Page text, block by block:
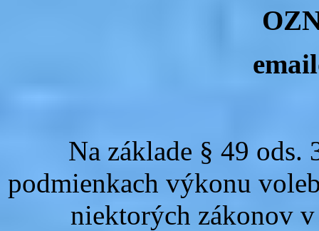
Na základe § 49 ods.
podmienkach výkonu
niektorých zákonov